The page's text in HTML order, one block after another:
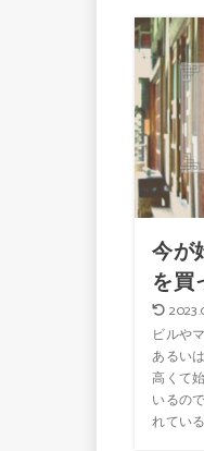
今が
を買
ビルや
あるい
高くて
いるの
れてい